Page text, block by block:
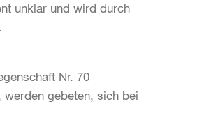
unklar und wird durch
Nr. 70
gebeten, sich bei